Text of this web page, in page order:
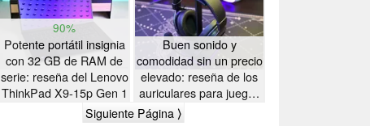
90%
Potente portátil insignia
con 32 GB de RAM de
serie: reseña del Lenovo
ThinkPad X9-15p Gen 1
Buen sonido y
comodidad sin un precio
elevado: reseña de los
auriculares para juegos
Akko Verge S9 Ultra
Siguiente Página ⟩